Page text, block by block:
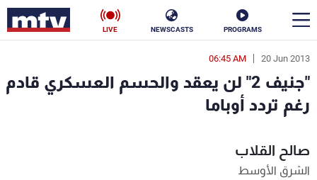
PROGRAMS
NEWSCASTS
LIVE
20 Jun 2013
06:45 AM
"جنيف 2" لن يعقد والحسم العسكري قادم
رغم تردد أوباما
صالح القلاب
الشرق الأوسط
en
الأخبار
إقتصاد